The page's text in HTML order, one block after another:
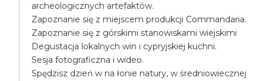
archeologicznych artefaktów.
Zapoznanie się z miejscem produkcji Commandaria.
Zapoznanie się z górskimi stanowiskami wiejskimi
Degustacja lokalnych win i cypryjskiej kuchni.
Sesja fotograficzna i wideo.
Spędzisz dzień w na łonie natury, w średniowiecznej